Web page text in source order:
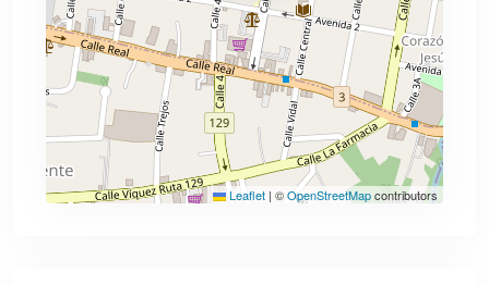
Leaflet | ©OpenStreetMapcontributors